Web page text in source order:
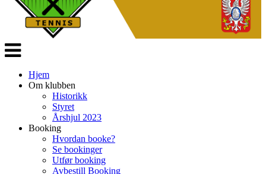
Veksle
navigasjon
Hjem
Om klubben
Historikk
Styret
Årshjul 2023
Booking
Hvordan booke?
Se bookinger
Utfør booking
Avbestill Booking